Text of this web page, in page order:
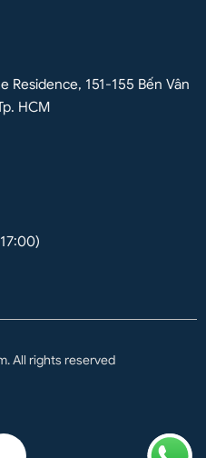
Residence, 151-155 Bến Vân
HCM
All rights reserved